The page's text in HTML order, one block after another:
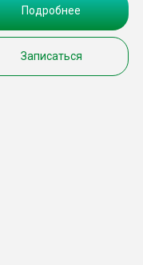
Подробнее
Записаться